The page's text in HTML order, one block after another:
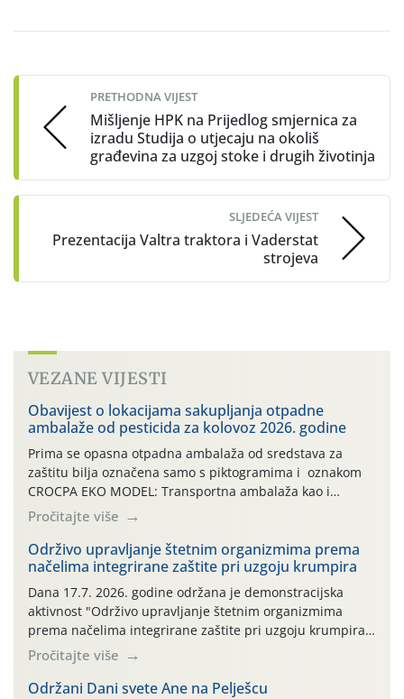
navigation
PRETHODNA VIJEST
Mišljenje HPK na Prijedlog smjernica za
izradu Studija o utjecaju na okoliš
građevina za uzgoj stoke i drugih životinja
SLJEDEĆA VIJEST
Prezentacija Valtra traktora i Vaderstat
strojeva
VEZANE VIJESTI
Obavijest o lokacijama sakupljanja otpadne
ambalaže od pesticida za kolovoz 2026. godine
Prima se opasna otpadna ambalaža od sredstava za
zaštitu bilja označena samo s piktogramima i oznakom
CROCPA EKO MODEL: Transportna ambalaža kao i
ambalaža drugih proizvoda koji nisu sredstva za zaštitu
bilja (npr. ambalaža od mineralnih gnojiva,) se ne
prihvaća. Korisnicima je osiguran besplatni povrat
prazne ambalaže isključivo ovih tvrtki: AGROCHEM-MAKS,
AGRONOM, ALBAUGH TKI* (PINUS […]
Pročitajte više
Održivo upravljanje štetnim organizmima prema
načelima integrirane zaštite pri uzgoju krumpira
Dana 17.7. 2026. godine održana je demonstracijska
aktivnost "Održivo upravljanje štetnim organizmima
prema načelima integrirane zaštite pri uzgoju krumpira"
na pokusnom polju "Poredje", kraj naselja Belica (ARKOD
parcela ID 2445031) (središnji dio Međimurske županije).
Pročitajte više
Održani Dani svete Ane na Pelješcu